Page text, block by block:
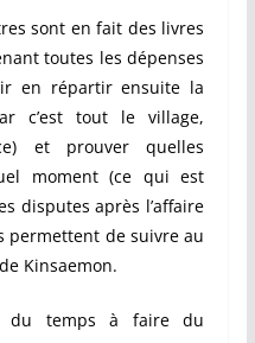
sont en fait des livres
toutes les dépenses
en répartir ensuite la
c’est tout le village,
et prouver quelles
moment (ce qui est
disputes après l’affaire
permettent de suivre au
Kinsaemon.
du temps à faire du